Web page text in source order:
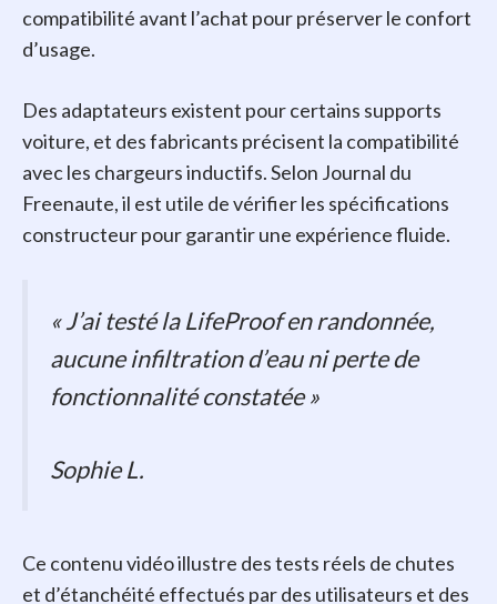
compatibilité avant l’achat pour préserver le confort
d’usage.
Des adaptateurs existent pour certains supports
voiture, et des fabricants précisent la compatibilité
avec les chargeurs inductifs. Selon Journal du
Freenaute, il est utile de vérifier les spécifications
constructeur pour garantir une expérience fluide.
« J’ai testé la LifeProof en randonnée,
aucune infiltration d’eau ni perte de
fonctionnalité constatée »
Sophie L.
Ce contenu vidéo illustre des tests réels de chutes
et d’étanchéité effectués par des utilisateurs et des